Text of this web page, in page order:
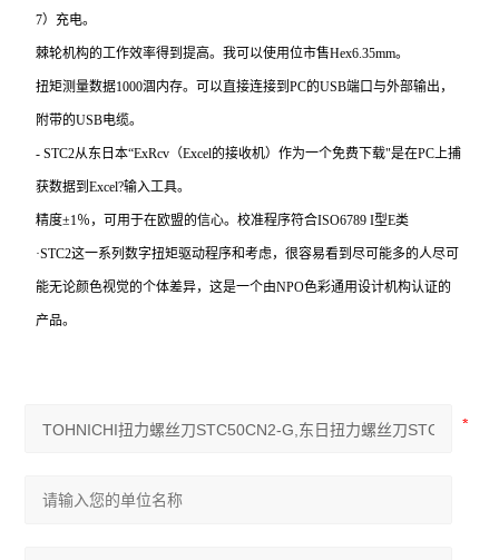
7）充电。
棘轮机构的工作效率得到提高。我可以使用位市售Hex6.35mm。
扭矩测量数据1000涸内存。可以直接连接到PC的USB端口与外部输出，
附带的USB电缆。
- STC2从东日本“ExRcv（Excel的接收机）作为一个免费下载"是在PC上捕
获数据到Excel?输入工具。
精度±1％，可用于在欧盟的信心。校准程序符合ISO6789 I型E类
·STC2这一系列数字扭矩驱动程序和考虑，很容易看到尽可能多的人尽可
能无论颜色视觉的个体差异，这是一个由NPO色彩通用设计机构认证的
产品。